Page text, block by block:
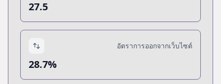
27.5
อัตราการออกจากเว็บไซต์
28.7%